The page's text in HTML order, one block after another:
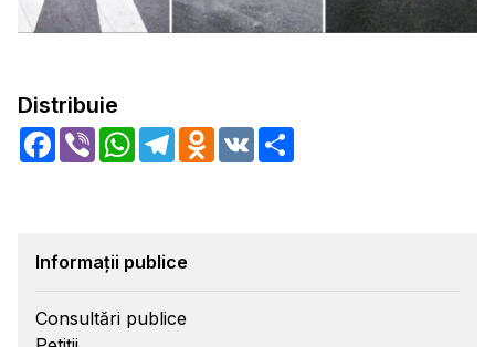
Distribuie
Facebook
Viber WhatsApp
TelegramOdnoklassniki
VK
Informații publice
Consultări publice